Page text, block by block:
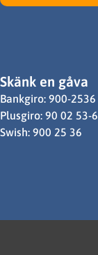
Skänk en gåva
Bankgiro: 900-2536
Plusgiro: 90 02 53-6
Swish: 900 25 36